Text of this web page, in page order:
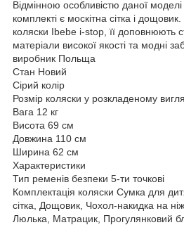
Відмінною особливістю даної
комплекті є москітна сітка і дощовик.
коляски Ibebe i-stop, її доповнюють
матеріали високої якості та модні
виробник Польща
Стан Новий
Сірий колір
Розмір коляски у розкладеному
Вага 12 кг
Висота 69 см
Довжина 110 см
Ширина 62 см
Характеристики
Тип ременів безпеки 5-ти точкові
Комплектація коляски Сумка для
сітка, Дощовик, Чохол-накидка на
Люлька, Матрацик, Прогулянковий